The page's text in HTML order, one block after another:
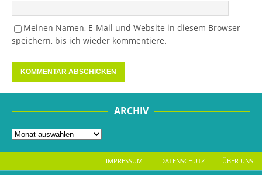
Meinen Namen, E-Mail und Website in diesem Browser
speichern, bis ich wieder kommentiere.
ARCHIV
IMPRESSUM DATENSCHUTZ ÜBER UNS